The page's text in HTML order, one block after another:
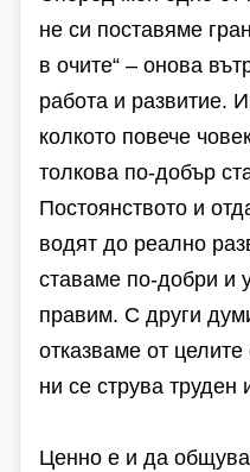
не си поставяме
в очите“ – онова
работа и развитие.
колкото повече
толкова по-добър
Постоянството и
водят до реално
ставаме по-добри и
правим. С други
отказваме от
ни се струва труден
Ценно е и да